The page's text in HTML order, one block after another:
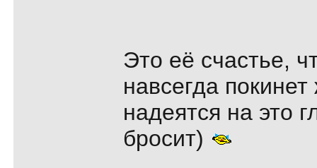
Это её счастье,
навсегда
надеятся на это
бросит)